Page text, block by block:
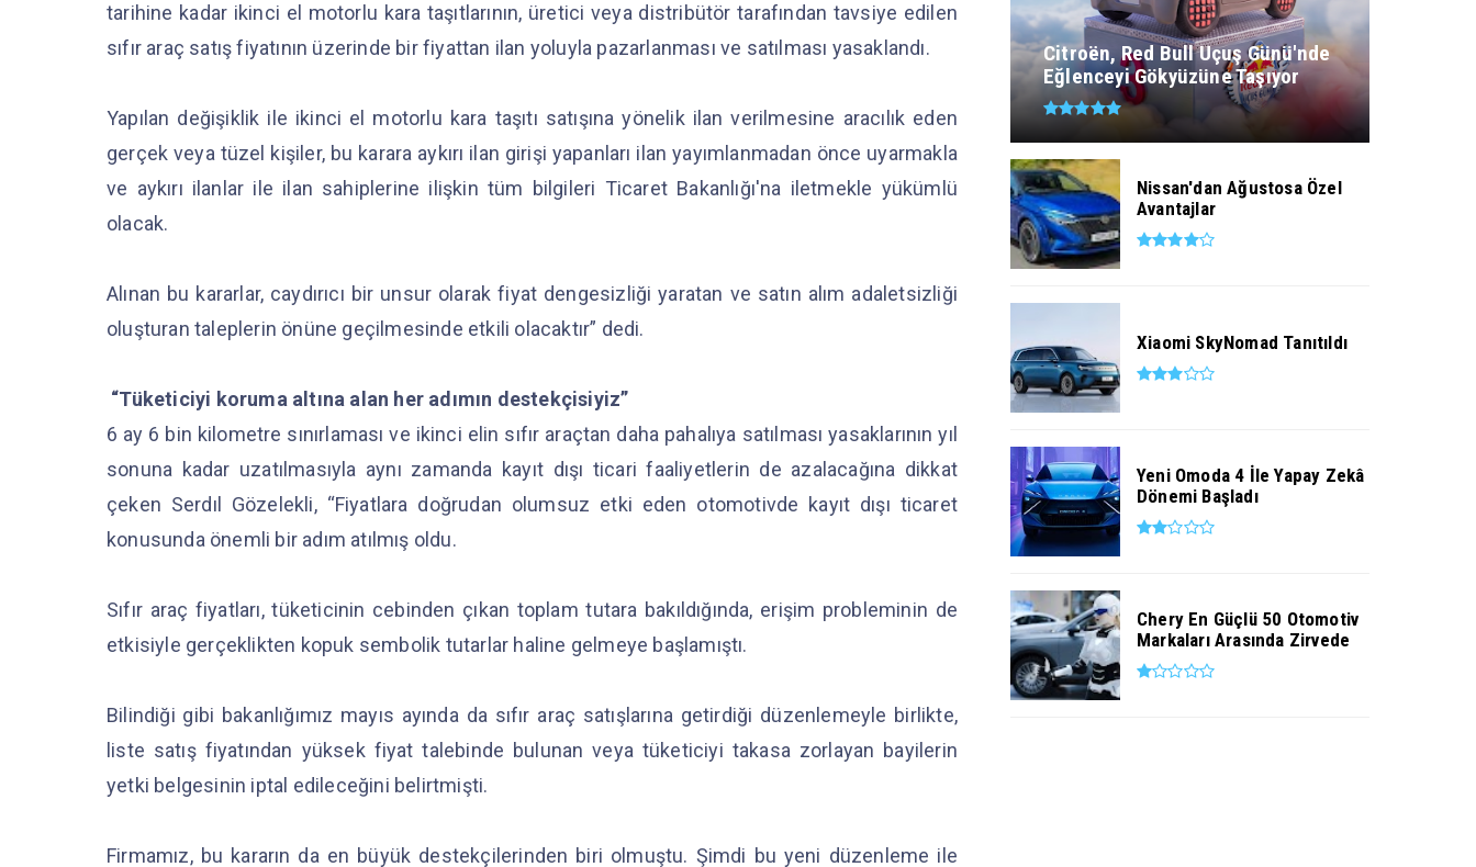
tarihine kadar ikinci el motorlu kara taşıtlarının, üretici veya distribütör tarafından tavsiye edilen
sıfır araç satış fiyatının üzerinde bir fiyattan ilan yoluyla pazarlanması ve satılması yasaklandı.
Yapılan değişiklik ile ikinci el motorlu kara taşıtı satışına yönelik ilan verilmesine aracılık eden
gerçek veya tüzel kişiler, bu karara aykırı ilan girişi yapanları ilan yayımlanmadan önce uyarmakla
ve aykırı ilanlar ile ilan sahiplerine ilişkin tüm bilgileri Ticaret Bakanlığı'na iletmekle yükümlü
olacak.
Alınan bu kararlar, caydırıcı bir unsur olarak fiyat dengesizliği yaratan ve satın alım adaletsizliği
oluşturan taleplerin önüne geçilmesinde etkili olacaktır” dedi.
“Tüketiciyi koruma altına alan her adımın destekçisiyiz”
6 ay 6 bin kilometre sınırlaması ve ikinci elin sıfır araçtan daha pahalıya satılması yasaklarının yıl
sonuna kadar uzatılmasıyla aynı zamanda kayıt dışı ticari faaliyetlerin de azalacağına dikkat
çeken Serdıl Gözelekli, “Fiyatlara doğrudan olumsuz etki eden otomotivde kayıt dışı ticaret
konusunda önemli bir adım atılmış oldu.
Sıfır araç fiyatları, tüketicinin cebinden çıkan toplam tutara bakıldığında, erişim probleminin de
etkisiyle gerçeklikten kopuk sembolik tutarlar haline gelmeye başlamıştı.
Bilindiği gibi bakanlığımız mayıs ayında da sıfır araç satışlarına getirdiği düzenlemeyle birlikte,
liste satış fiyatından yüksek fiyat talebinde bulunan veya tüketiciyi takasa zorlayan bayilerin
yetki belgesinin iptal edileceğini belirtmişti.
Firmamız, bu kararın da en büyük destekçilerinden biri olmuştu. Şimdi bu yeni düzenleme ile
Citroën, Red Bull Uçuş Günü'nde
Eğlenceyi Gökyüzüne Taşıyor
Nissan'dan Ağustosa Özel
Avantajlar
Xiaomi SkyNomad Tanıtıldı
Yeni Omoda 4 İle Yapay Zekâ
Dönemi Başladı
Chery En Güçlü 50 Otomotiv
Markaları Arasında Zirvede